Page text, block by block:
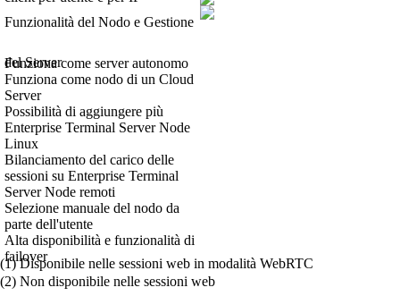
Funzionalità del Nodo e Gestione
del Server
Funziona come server autonomo
Funziona come nodo di un Cloud
Server
Possibilità di aggiungere più
Enterprise Terminal Server Node
Linux
Bilanciamento del carico delle
sessioni su Enterprise Terminal
Server Node remoti
Selezione manuale del nodo da
parte dell'utente
Alta disponibilità e funzionalità di
failover
(1) Disponibile nelle sessioni web in modalità WebRTC
(2) Non disponibile nelle sessioni web